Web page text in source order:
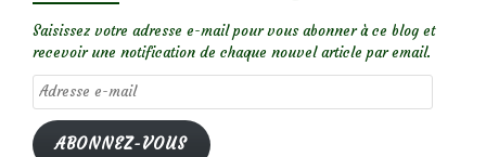
Saisissez votre adresse e-mail pour vous abonner à ce blog et
recevoir une notification de chaque nouvel article par email.
Adresse
e-
mail
ABONNEZ-VOUS